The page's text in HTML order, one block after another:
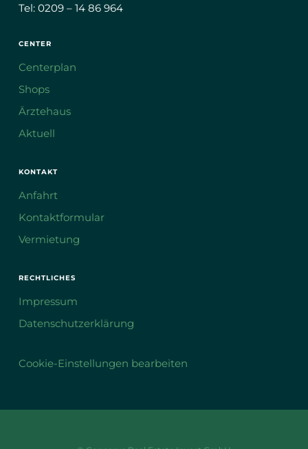
Tel: 0209 – 14 86 964
CENTER
Centerplan
Shops
Ärztehaus
Aktuell
KONTAKT
Anfahrt
Kontaktformular
Vermietung
RECHTLICHES
Impressum
Datenschutzerklärung
Cookie-Einstellungen bearbeiten